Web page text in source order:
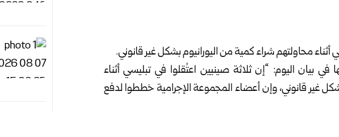
محاولتهم شراء كمية من اليورانيوم بشكل غير قانوني.
اليوم: “إن ثلاثة صينيين اعتُقلوا في تبليسي أثناء
غير قانوني، وإن أعضاء المجموعة الإجرامية خططوا لدفع